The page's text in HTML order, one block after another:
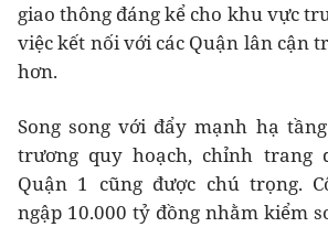
giao thông đáng kể cho khu vực
việc kết nối với các Quận lân cận
hơn.
Song song với đẩy mạnh hạ
trương quy hoạch, chỉnh trang
Quận 1 cũng được chú trọng.
ngập 10.000 tỷ đồng nhằm kiểm